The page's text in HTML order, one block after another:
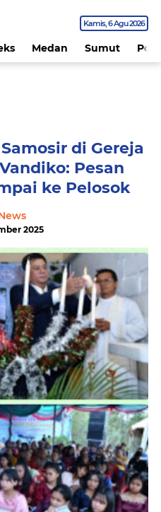
Kamis 6 Agu 2026
Medan Sumut
di Gereja
Pesan
ke Pelosok
2025